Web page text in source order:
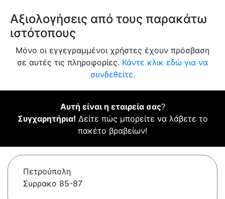
Αξιολογήσεις από τους παρακάτω
ιστότοπους
Μόνο οι εγγεγραμμένοι χρήστες έχουν πρόσβαση
σε αυτές τις πληροφορίες. Κάντε κλικ εδώ για να
συνδεθείτε.
Αυτή είναι η εταιρεία σας?
Συγχαρητήρια! Δείτε πώς μπορείτε να λάβετε το
πακέτο βραβείων!
Πετρούπολη
Συρρακο 85-87